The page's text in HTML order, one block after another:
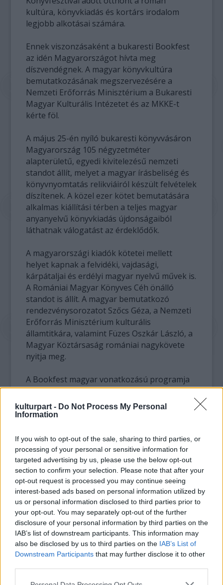
kulturpart - Do Not Process My Personal
Information
If you wish to opt-out of the sale, sharing to third parties, or
processing of your personal or sensitive information for
targeted advertising by us, please use the below opt-out
section to confirm your selection. Please note that after your
opt-out request is processed you may continue seeing
interest-based ads based on personal information utilized by
us or personal information disclosed to third parties prior to
your opt-out. You may separately opt-out of the further
disclosure of your personal information by third parties on the
IAB’s list of downstream participants. This information may
also be disclosed by us to third parties on the IAB’s List of
Downstream Participants that may further disclose it to other
Please note that this website/app uses one or more Google
kultúra, könyvkiadás és kortárs irodalom
legjobb alkotásai számára.
Ennek viszonzásaként a bukaresti Bookfest
az idén Magyarországot hívta meg
díszvendégnek. A magyar könyvkultúra
bemutatkozásának megszervezésére a
Nemzeti Erőforrás Minisztérium a Bukaresti
Magyar Kulturális Intézetet és az MKKE-t
kérte föl.
A május 25-én nyíló bukaresti könyvvásáron
Magyarország 105 négyzetméter
alapterületű, egyedi kivitelezésű nemzeti
standot állít, melyet a magyar írásbeliség és
könyvnyomtatás relikviáiról készült felvételek
díszítenek. A közel ezer kötet bemutatására
alkalmas kiállítási térben a teljes magyar
anyanyelvű könyvkiadás újdonságaiból
láthatnak válogatást az érdeklődők.
A magyarországi kiadók kötetei mellett
helyet kapnak a felvidéki, vajdasági,
kárpátaljai és erdélyi magyar nyelvű művek is.
A Romániai Magyar Könyves Céh önálló
standot is állít. A magyar bemutatkozó
rendezvénysorozatot Szőcs Géza, a Nemzeti
Erőforrás Minisztérium kulturális
államtitkára, valamint Füzes Oszkár László, a
Magyar Köztársaság romániai nagykövete
nyitja meg.
A Bookfest magyar vonatkozású programja
sokszínű lesz, a kulturális bemutatkozás
mellett konferenciát is szerveznek a magyar
európai uniós elnökség egyik kiemelt
keretében az együttműködésnek nem
csupán gazdasági, hanem fontos kulturális
vonatkozásai is vannak – hangzott el a
sajtóértekezleten.
A rendezvények központi témája azonban a
magyar-román kulturális párbeszéd lesz,
amelynek legfontosabb területeivel
kerekasztal-beszélgetéseken foglalkoznak.
Így megvitatják a magyar kulturális média
romániai szerepével és a két ország irodalmi